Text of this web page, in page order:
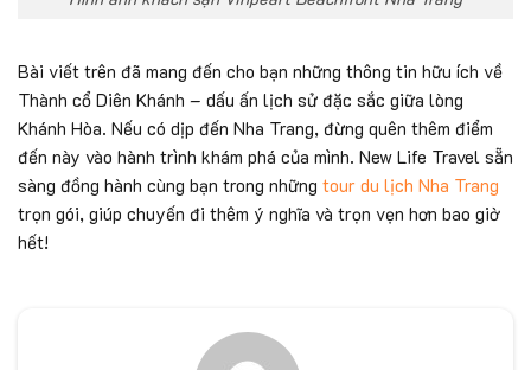
Bài viết trên đã mang đến cho bạn những thông tin hữu ích về
Thành cổ Diên Khánh – dấu ấn lịch sử đặc sắc giữa lòng
Khánh Hòa. Nếu có dịp đến Nha Trang, đừng quên thêm điểm
đến này vào hành trình khám phá của mình. New Life Travel sẵn
sàng đồng hành cùng bạn trong những tour du lịch Nha Trang
trọn gói, giúp chuyến đi thêm ý nghĩa và trọn vẹn hơn bao giờ
hết!